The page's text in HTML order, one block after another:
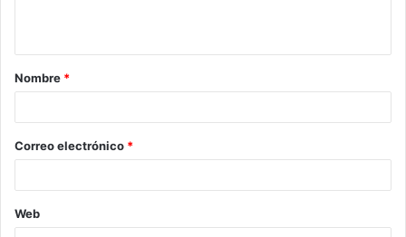
a
r
*
Nombre *
Correo electrónico *
Web